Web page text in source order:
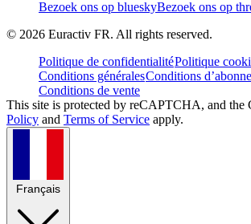
Bezoek ons op blueskyBezoek ons op
© 2026 Euractiv FR. All rights reserved.
Politique de confidentialitéPolitique
Conditions généralesConditions
Conditions de vente
This site is protected by reCAPTCHA, and the
Policy and Terms of Service apply.
Français